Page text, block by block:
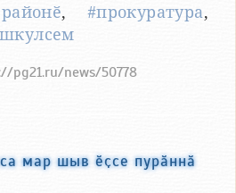
, #прокуратура,
pg21.ru/news/50778
мар шыв ӗҫсе пурӑннӑ